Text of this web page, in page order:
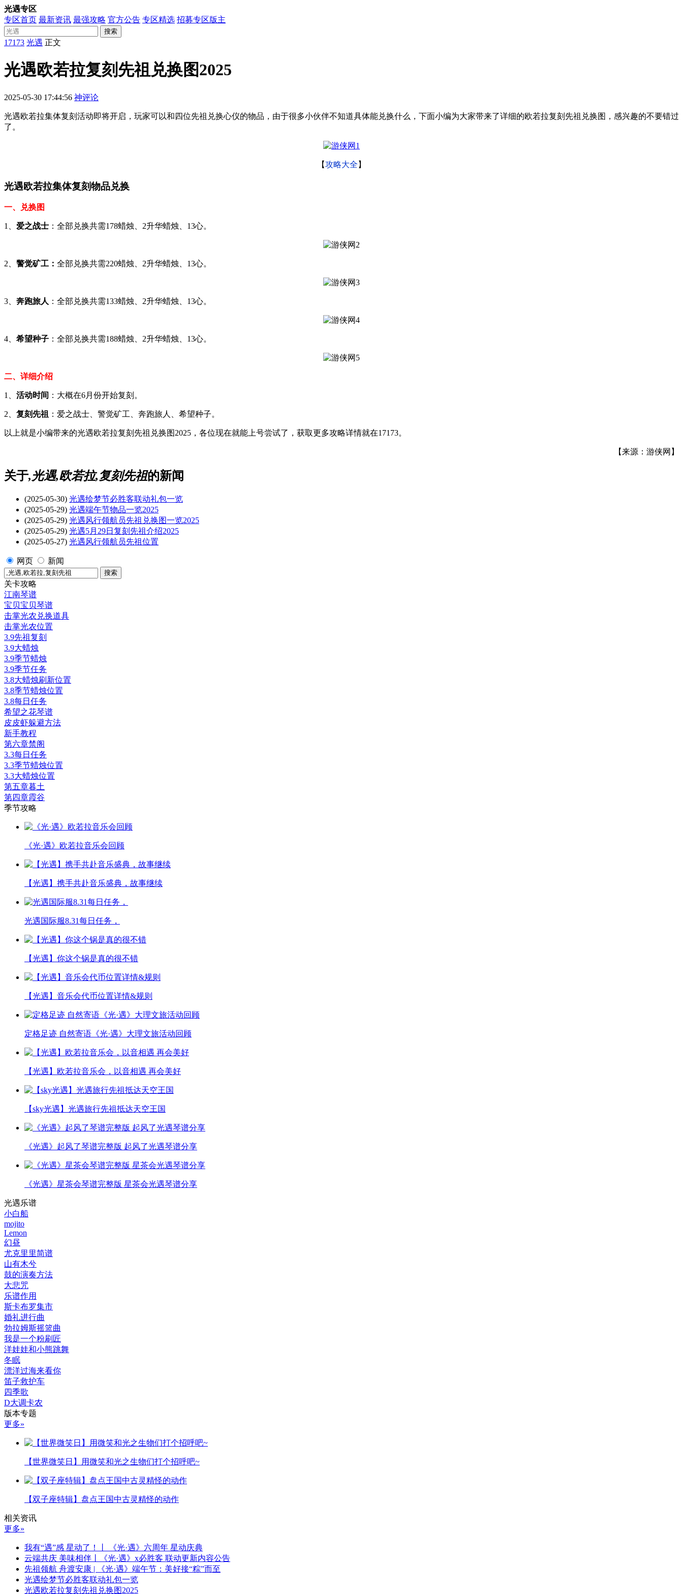
光遇专区
专区首页 最新资讯 最强攻略 官方公告 专区精选 招募专区版主
搜索
17173 光遇 正文
光遇欧若拉复刻先祖兑换图2025
2025-05-30 17:44:56 神评论
光遇欧若拉集体复刻活动即将开启，玩家可以和四位先祖兑换心仪的物品，由于很多小伙伴不知道具体能兑换什么，下面小编为大家带来了详细的欧若拉复刻先祖兑换图，感兴趣的不要错过
了。
【攻略大全 】
光遇欧若拉集体复刻物品兑换
一、兑换图
1、 爱之战士 ：全部兑换共需178蜡烛、2升华蜡烛、13心。
2、 警觉矿工： 全部兑换共需220蜡烛、2升华蜡烛、13心。
3、 奔跑旅人 ：全部兑换共需133蜡烛、2升华蜡烛、13心。
4、 希望种子 ：全部兑换共需188蜡烛、2升华蜡烛、13心。
二、详细介绍
1、 活动时间 ：大概在6月份开始复刻。
2、 复刻先祖 ：爱之战士、警觉矿工、奔跑旅人、希望种子。
以上就是小编带来的光遇欧若拉复刻先祖兑换图2025，各位现在就能上号尝试了，获取更多攻略详情就在17173。
【来源：游侠网】
关于,光遇,欧若拉,复刻先祖的新闻
(2025-05-30) 光遇绘梦节必胜客联动礼包一览
(2025-05-29) 光遇端午节物品一览2025
(2025-05-29) 光遇风行领航员先祖兑换图一览2025
(2025-05-29) 光遇5月29日复刻先祖介绍2025
(2025-05-27) 光遇风行领航员先祖位置
网页 新闻
关卡攻略
江南琴谱
宝贝宝贝琴谱
击掌光农兑换道具
击掌光农位置
3.9先祖复刻
3.9大蜡烛
3.9季节蜡烛
3.9季节任务
3.8大蜡烛刷新位置
3.8季节蜡烛位置
3.8每日任务
希望之花琴谱
皮皮虾躲避方法
新手教程
第六章禁阁
3.3每日任务
3.3季节蜡烛位置
3.3大蜡烛位置
第五章暮土
第四章霞谷
季节攻略
《光·遇》欧若拉音乐会回顾
【光遇】携手共赴音乐盛典，故事继续
光遇国际服8.31每日任务，
【光遇】你这个锅是真的很不错
【光遇】音乐会代币位置详情&规则
定格足迹 自然寄语《光·遇》大理文旅活动回顾
【光遇】欧若拉音乐会，以音相遇 再会美好
【sky光遇】光遇旅行先祖抵达天空王国
《光遇》起风了琴谱完整版 起风了光遇琴谱分享
《光遇》星茶会琴谱完整版 星茶会光遇琴谱分享
光遇乐谱
小白船
mojito
Lemon
幻昼
尤克里里简谱
山有木兮
鼓的演奏方法
大悲咒
乐谱作用
斯卡布罗集市
婚礼进行曲
勃拉姆斯摇篮曲
我是一个粉刷匠
洋娃娃和小熊跳舞
冬眠
漂洋过海来看你
笛子救护车
四季歌
D大调卡农
版本专题
更多»
【世界微笑日】用微笑和光之生物们打个招呼吧~
【双子座特辑】盘点王国中古灵精怪的动作
相关资讯
更多»
我有“遇”感 星动了！丨 《光·遇》六周年 星动庆典
云端共庆 美味相伴丨《光·遇》x必胜客 联动更新内容公告
先祖领航 舟渡安康 | 《光·遇》端午节：美好接“粽”而至
光遇绘梦节必胜客联动礼包一览
光遇欧若拉复刻先祖兑换图2025